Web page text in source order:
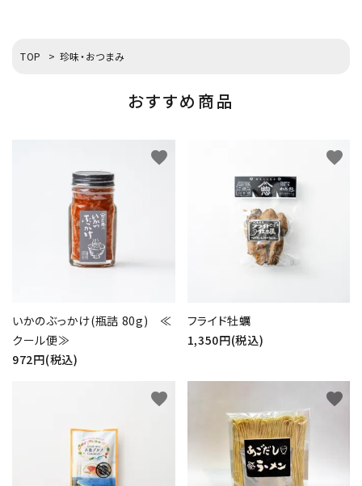
TOP > 珍味・おつまみ
おすすめ商品
いかのぶっかけ(瓶詰 80g) ≪
クール便≫
972円(税込)
favorite
フライド牡蠣
1,350円(税込)
favorite
favorite favorite